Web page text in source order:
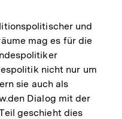
und
mag es für die
nicht nur um
sie auch als
Dialog mit der
geschieht dies